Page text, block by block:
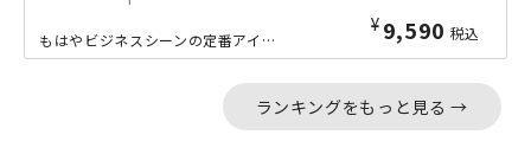
¥ 9,590 税込
もはやビジネスシーンの定番アイテムとも言える、オーソドックスな折りたたみ会議テー...
ランキングをもっと見る →